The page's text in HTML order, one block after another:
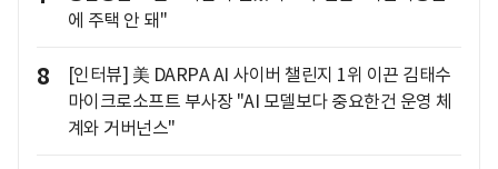
에 주택 안 돼"
8
[인터뷰] 美 DARPA AI 사이버 챌린지 1위 이끈 김태수
마이크로소프트 부사장 "AI 모델보다 중요한건 운영 체
계와 거버넌스"